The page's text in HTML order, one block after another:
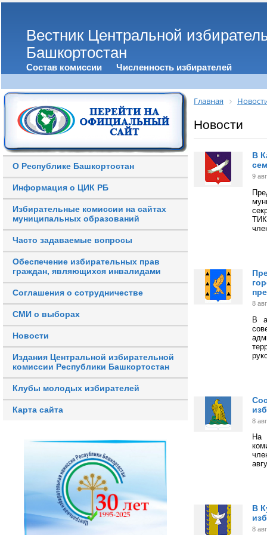
Вестник Центральной
Башкортостан
Состав комиссии Численность избирателей
О Республике Башкортостан
Информация о ЦИК РБ
Избирательные комиссии на сайтах
муниципальных образований
Часто задаваемые вопросы
Обеспечение избирательных прав
граждан, являющихся инвалидами
Соглашения о сотрудничестве
СМИ о выборах
Новости
Издания Центральной избирательной
комиссии Республики Башкортостан
Клубы молодых избирателей
Карта сайта
Главная
Новости
В
9
ТИК
8
В
8
На
В
8